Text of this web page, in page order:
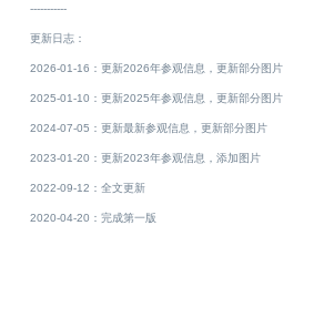
-----------
更新日志：
2026-01-16：更新2026年参观信息，更新部分图片
2025-01-10：更新2025年参观信息，更新部分图片
2024-07-05：更新最新参观信息，更新部分图片
2023-01-20：更新2023年参观信息，添加图片
2022-09-12：全文更新
2020-04-20：完成第一版